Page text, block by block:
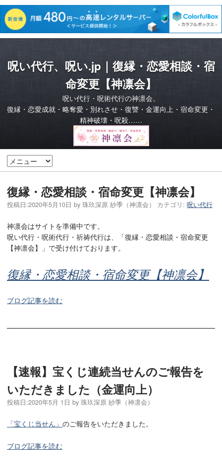
呪い代行、呪い.jp｜復縁・恋愛相談・宿
命変更【神凛会】
呪い代行・呪術代行の神凛会。
復縁・恋愛成就・略奪愛・別れさせ・復讐・金運向上・宿命変更・
精神破壊・呪殺……
復縁・恋愛相談・宿命変更【神凛会】
投稿日:2020年5月10日 by 珠玖深原 紗季（神凛会） カテゴリ: 呪い代行
神凛会はサイトを準備中です。
呪い代行・呪術代行・祈祷代行は、「復縁・恋愛相談・宿命変更
【神凛会】」で受け付けております。
復縁・恋愛相談・宿命変更【神凛会】
ブログ記事を読む
【速報】宝くじ連続当せんのご報告を
いただきました（金運向上）
投稿日:2020年5月 1日 by 珠玖深原 紗季（神凛会）
「宝くじ当せん」 のご報告をいただきました。
ブログ記事を読む